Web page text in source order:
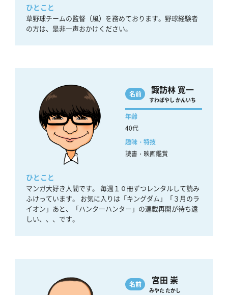
ひとこと
草野球チームの監督（風）を務めております。野球経験者
の方は、是非一声おかけください。
名前 諏訪林 寛一
すわばやし かんいち
年齢
40代
趣味・特技
読書・映画鑑賞
ひとこと
マンガ大好き人間です。 毎週１０冊ずつレンタルして読み
ふけっています。 お気に入りは「キングダム」「３月のラ
イオン」あと、「ハンターハンター」の連載再開が待ち遠
しい、、、です。
名前 宮田 崇
みやた たかし